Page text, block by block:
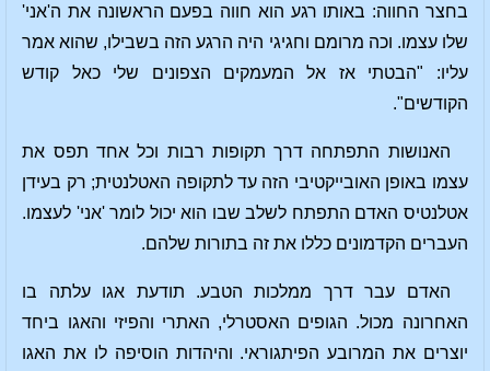
בחצר החווה: באותו רגע הוא חווה בפעם הראשונה את ה'אני'
שלו עצמו. וכה מרומם וחגיגי היה הרגע הזה בשבילו, שהוא אמר
עליו: "הבטתי אז אל המעמקים הצפונים שלי כאל קודש
הקודשים".
האנושות התפתחה דרך תקופות רבות וכל אחד תפס את
עצמו באופן האובייקטיבי הזה עד לתקופה האטלנטית; רק בעידן
אטלנטיס האדם התפתח לשלב שבו הוא יכול לומר 'אני' לעצמו.
העברים הקדמונים כללו את זה בתורות שלהם.
האדם עבר דרך ממלכות הטבע. תודעת אגו עלתה בו
האחרונה מכול. הגופים האסטרלי, האתרי והפיזי והאגו ביחד
יוצרים את המרובע הפיתגוראי. והיהדות הוסיפה לו את האגו